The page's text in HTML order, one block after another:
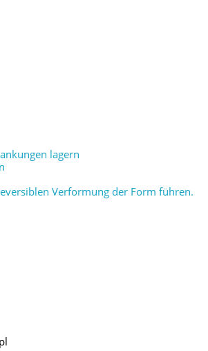
lagern
Verformung der Form führen.